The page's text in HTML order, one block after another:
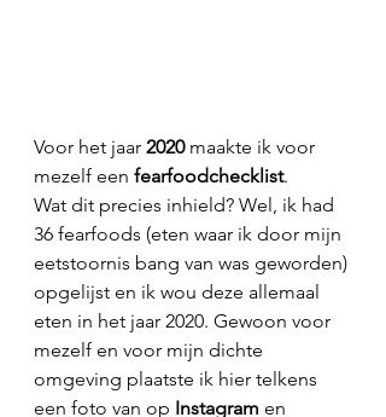
Voor het jaar 2020 maakte ik voor
mezelf een fearfoodchecklist.
Wat dit precies inhield? Wel, ik had
36 fearfoods (eten waar ik door mijn
eetstoornis bang van was geworden)
opgelijst en ik wou deze allemaal
eten in het jaar 2020. Gewoon voor
mezelf en voor mijn dichte
omgeving plaatste ik hier telkens
een foto van op Instagram en